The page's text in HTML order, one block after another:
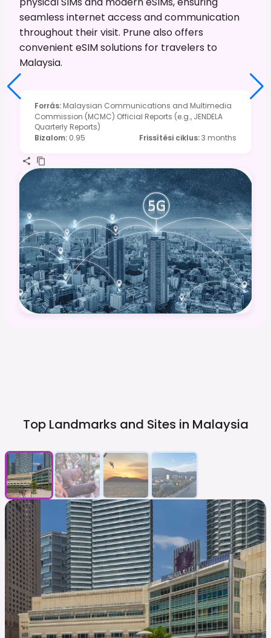
seamless internet access and communication
throughout their visit. Prune also offers
convenient eSIM solutions for travelers to
Malaysia.
Forrás: Malaysian Communications and Multimedia
Commission (MCMC) Official Reports (e.g., JENDELA
Quarterly Reports)
Bizalom: 0.95 Frissítési ciklus:3 months
Top Landmarks and Sites in Malaysia